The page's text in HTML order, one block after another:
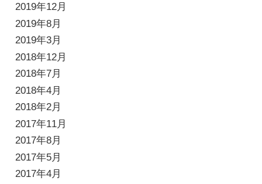
2019年12月
2019年8月
2019年3月
2018年12月
2018年7月
2018年4月
2018年2月
2017年11月
2017年8月
2017年5月
2017年4月